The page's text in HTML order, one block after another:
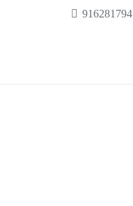
916281794